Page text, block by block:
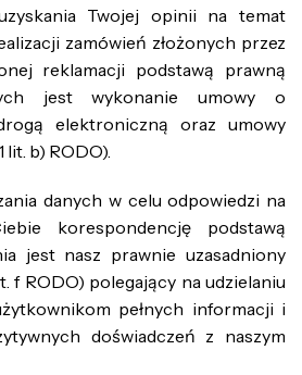
Twojej opinii na temat
zamówień złożonych przez
reklamacji podstawą prawną
jest wykonanie umowy o
elektroniczną oraz umowy
lit. b) RODO).
danych w celu odpowiedzi na
korespondencję podstawą
jest nasz prawnie uzasadniony
f RODO) polegający na udzielaniu
pełnych informacji i
doświadczeń z naszym